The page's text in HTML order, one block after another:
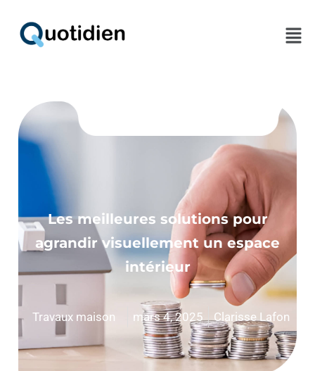
Les meilleures solutions pour
agrandir visuellement un espace
intérieur
Travaux maison mars 4, 2025 Clarisse Lafon